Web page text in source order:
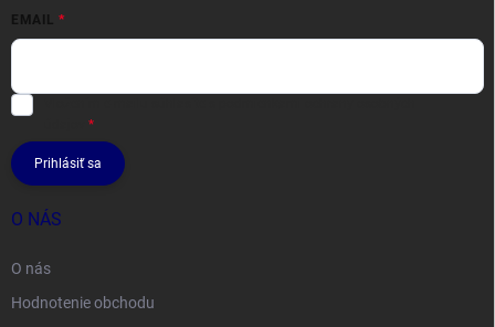
EMAIL
Prihlásiť sa
O NÁS
O nás
Hodnotenie obchodu